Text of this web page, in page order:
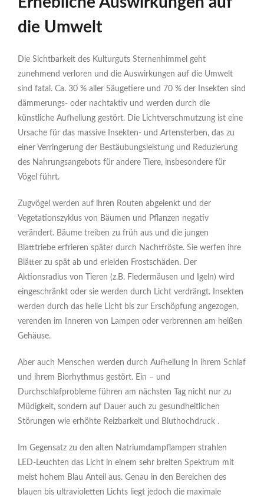
die Umwelt
Die Sichtbarkeit des Kulturguts Sternenhimmel geht
zunehmend verloren und die Auswirkungen auf die Umwelt
sind fatal. Ca. 30 % aller Säugetiere und 70 % der Insekten sind
dämmerungs- oder nachtaktiv und werden durch die
künstliche Aufhellung gestört. Die Lichtverschmutzung ist eine
Ursache für das massive Insekten- und Artensterben, das zu
einer Verringerung der Bestäubungsleistung und Reduzierung
des Nahrungsangebots für andere Tiere, insbesondere für
Vögel führt.
Zugvögel werden auf ihren Routen abgelenkt und der
Vegetationszyklus von Bäumen und Pflanzen negativ
verändert. Bäume treiben zu früh aus und die jungen
Blatttriebe erfrieren später durch Nachtfröste. Sie werfen ihre
Blätter zu spät ab und erleiden Frostschäden. Der
Aktionsradius von Tieren (z.B. Fledermäusen und Igeln) wird
eingeschränkt oder sie werden durch Licht verdrängt. Insekten
werden durch das helle Licht bis zur Erschöpfung angezogen,
verenden im Inneren von Lampen oder verbrennen am heißen
Gehäuse.
Aber auch Menschen werden durch Aufhellung in ihrem Schlaf
und ihrem Biorhythmus gestört. Ein – und
Durchschlafprobleme führen am nächsten Tag nicht nur zu
Müdigkeit, sondern auf Dauer auch zu gesundheitlichen
Störungen wie erhöhte Reizbarkeit und Bluthochdruck .
Im Gegensatz zu den alten Natriumdampflampen strahlen
LED-Leuchten das Licht in einem sehr breiten Spektrum mit
meist hohem Blau Anteil aus. Genau in den Bereichen des
blauen bis ultravioletten Lichts liegt jedoch die maximale